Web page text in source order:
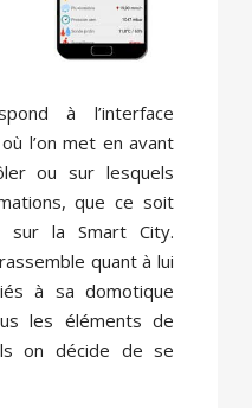
à l’interface
l’on met en avant
ou sur lesquels
que ce soit
la Smart City.
quant à lui
à sa domotique
les éléments de
on décide de se